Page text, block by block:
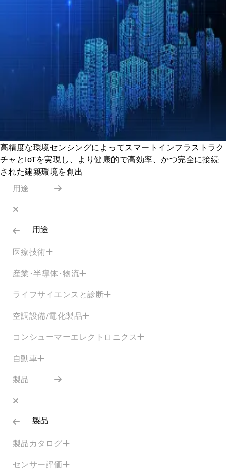
高精度な環境センシングによってスマートインフラストラク
チャとIoTを実現し、より健康的で高効率、かつ完全に接続
された建築環境を創出
用途
用途
医療技術
産業･半導体･物流
ライフサイエンスと診断
空調設備/電化製品
コンシューマーエレクトロニクス
自動車
製品
製品
製品カタログ
センサー評価